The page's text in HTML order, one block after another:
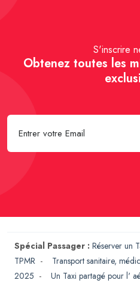
S'inscrire
Obtenez toutes les
Spécial Passager : Réserver un
TPMR - Transport sanitaire,
2025 - Un Taxi partagé pour l'